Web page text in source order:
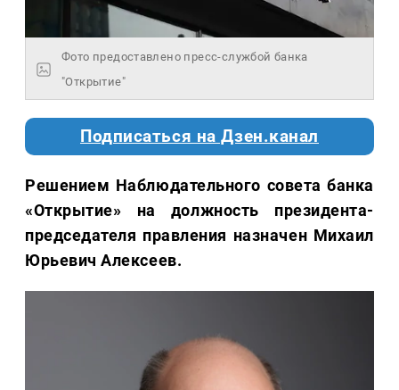
Фото предоставлено пресс-службой банка
"Открытие"
Подписаться на Дзен.канал
Решением Наблюдательного совета банка
«Открытие» на должность президента-
председателя правления назначен Михаил
Юрьевич Алексеев.